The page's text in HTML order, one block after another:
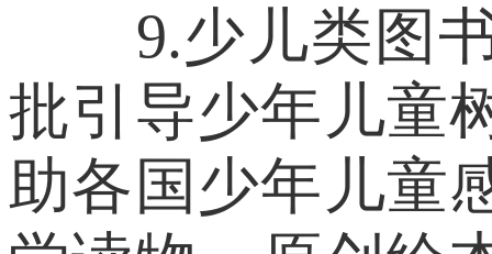
9.少儿类图书
批引导少年儿童
助各国少年儿童